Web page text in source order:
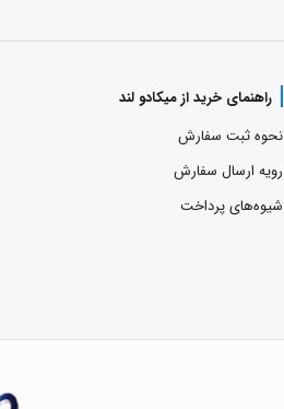
راهنمای خرید از میکادو لند
نحوه ثبت سفارش
رویه ارسال سفارش
شیوه‌های پرداخت